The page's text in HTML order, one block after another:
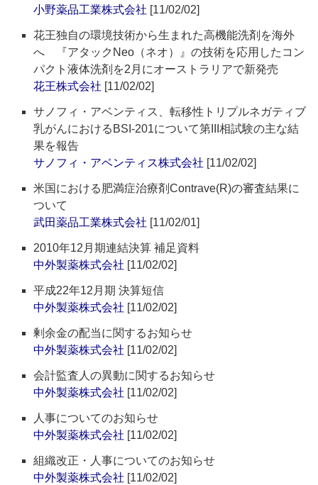
小野薬品工業株式会社 [11/02/02]
花王独自の環境技術から生まれた高機能洗剤を海外
へ 『アタックNeo（ネオ）』の技術を応用したコン
パクト液体洗剤を2月にオーストラリアで新発売
花王株式会社 [11/02/02]
サノフィ・アベンティス、転移性トリプルネガティブ
乳がんにおけるBSI-201について第III相試験の主な結
果を報告
サノフィ・アベンティス株式会社 [11/02/02]
米国における肥満症治療剤Contrave(R)の審査結果に
ついて
武田薬品工業株式会社 [11/02/01]
2010年12月期連結決算 補足資料
中外製薬株式会社 [11/02/02]
平成22年12月期 決算短信
中外製薬株式会社 [11/02/02]
剰余金の配当に関するお知らせ
中外製薬株式会社 [11/02/02]
会計監査人の異動に関するお知らせ
中外製薬株式会社 [11/02/02]
人事についてのお知らせ
中外製薬株式会社 [11/02/02]
組織改正・人事についてのお知らせ
中外製薬株式会社 [11/02/02]